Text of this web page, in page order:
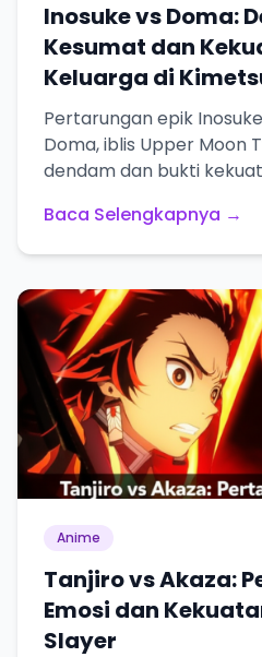
Inosuke vs Doma:
Kesumat dan
Keluarga di
Pertarungan epik
Doma, iblis Upper Moon
dendam dan bukti
Baca Selengkapnya →
Anime
Tanjiro vs Akaza:
Emosi dan
Slayer